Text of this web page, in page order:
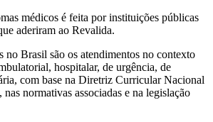
médicos é feita por instituições públicas
aderiram ao Revalida.
no Brasil são os atendimentos no contexto
hospitalar, de urgência, de
com base na Diretriz Curricular Nacional
normativas associadas e na legislação